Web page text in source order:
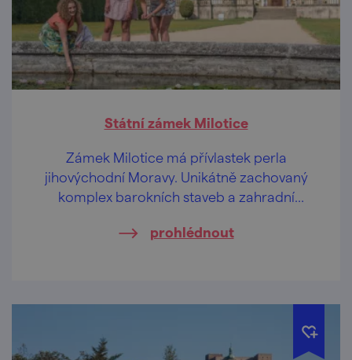
Státní zámek Milotice
Zámek Milotice má přívlastek perla
jihovýchodní Moravy. Unikátně zachovaný
komplex barokních staveb a zahradní
prohlédnout